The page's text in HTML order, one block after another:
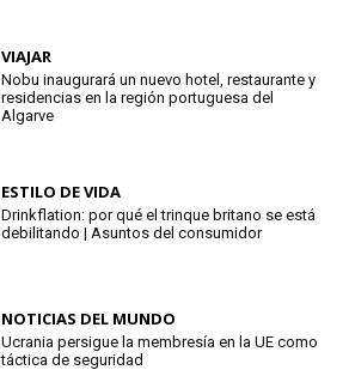
VIAJAR
Nobu inaugurará un nuevo hotel, restaurante y
residencias en la región portuguesa del
Algarve
ESTILO DE VIDA
Drinkflation: por qué el trinque britano se está
debilitando | Asuntos del consumidor
NOTICIAS DEL MUNDO
Ucrania persigue la membresía en la UE como
táctica de seguridad